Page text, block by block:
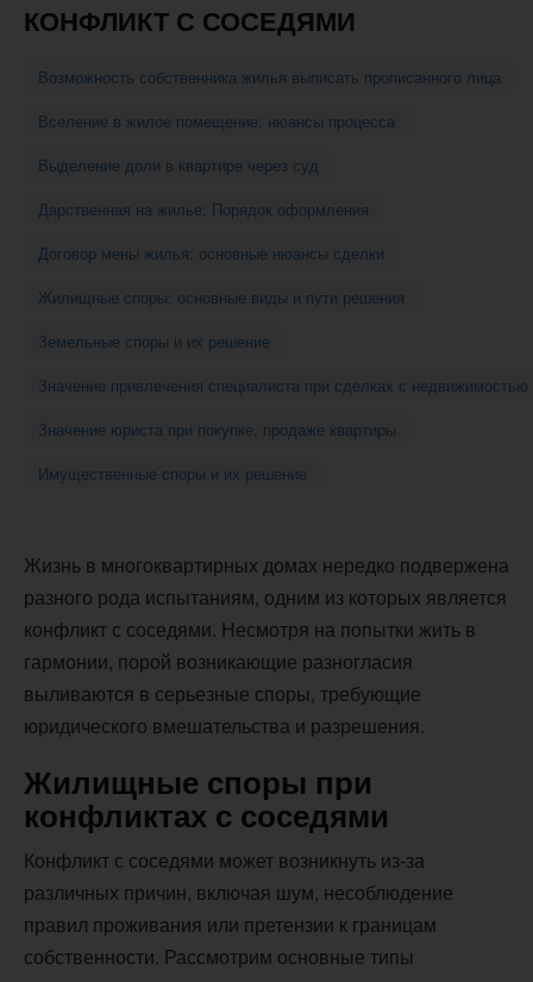
КОНФЛИКТ С СОСЕДЯМИ
Возможность собственника жилья выписать прописанного лица
Вселение в жилое помещение: нюансы процесса
Выделение доли в квартире через суд
Дарственная на жилье: Порядок оформления
Договор мены жилья: основные нюансы сделки
Жилищные споры: основные виды и пути решения
Земельные споры и их решение
Значение привлечения специалиста при сделках с недвижимостью
Значение юриста при покупке, продаже квартиры
Имущественные споры и их решение
Жизнь в многоквартирных домах нередко подвержена
разного рода испытаниям, одним из которых является
конфликт с соседями. Несмотря на попытки жить в
гармонии, порой возникающие разногласия
выливаются в серьезные споры, требующие
юридического вмешательства и разрешения.
Жилищные споры при
конфликтах с соседями
Конфликт с соседями может возникнуть из-за
различных причин, включая шум, несоблюдение
правил проживания или претензии к границам
собственности. Рассмотрим основные типы